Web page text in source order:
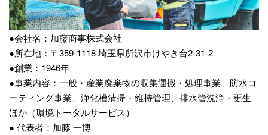
●会社名：加藤商事株式会社
●所在地：〒359-1118 埼玉県所沢市けやき台2-31-2
●創業：1946年
●事業内容：一般・産業廃棄物の収集運搬・処理事業、防水コ
ーティング事業、浄化槽清掃・維持管理、排水管洗浄・更生
ほか（環境トータルサービス）
● 代表者：加藤 一博